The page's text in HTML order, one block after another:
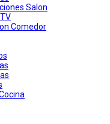
Salon
Comedor